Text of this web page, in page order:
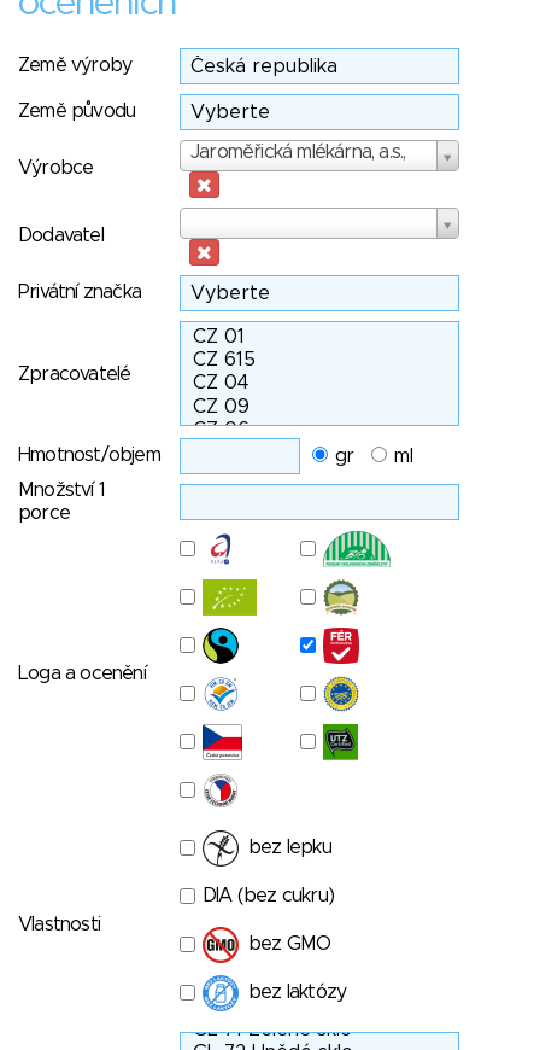
Země výroby
Země původu
Výrobce
Jaroměřická mlékárna, a.s.,
Výrobce
Dodavatel
Privátní značka
Zpracovatelé
Hmotnost/objem gr
ml
Množství 1
porce
Loga a ocenění
Vlastnosti
bez lepku
DIA (bez cukru)
bez GMO
bez laktózy